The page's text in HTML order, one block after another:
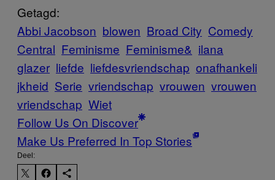
Getagd:
Abbi Jacobson blowen Broad City Comedy
Central Feminisme Feminisme& ilana
glazer liefde liefdesvriendschap onafhankeli
jkheid Serie vriendschap vrouwen vrouwen
vriendschap Wiet
Follow Us On Discover
Make Us Preferred In Top Stories
Deel: